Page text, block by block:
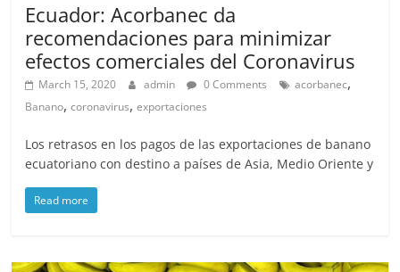
Ecuador: Acorbanec da
recomendaciones para minimizar
efectos comerciales del Coronavirus
March 15, 2020 admin 0 Comments acorbanec,
Banano,coronavirus,exportaciones
Los retrasos en los pagos de las exportaciones de banano
ecuatoriano con destino a países de Asia, Medio Oriente y
Read more